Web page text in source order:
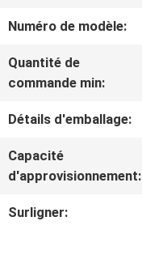
SUJET
NOUS
VISITE
D'USINE
Numéro de modèle:
Quantité de
commande min:
Détails d'emballage:
Capacité
d'approvisionnement:
Surligner: